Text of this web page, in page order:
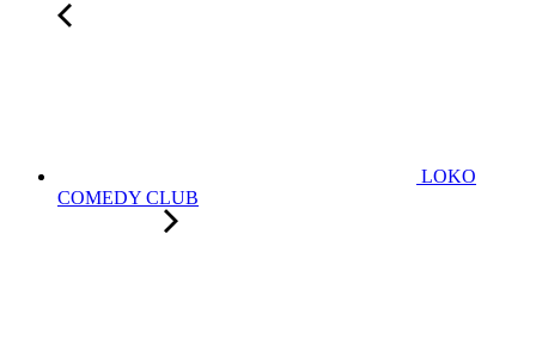
LOKO
COMEDY CLUB